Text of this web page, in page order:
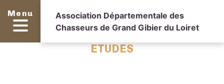
Menu
Association Départementale des
Chasseurs de Grand Gibier du Loiret
ETUDES